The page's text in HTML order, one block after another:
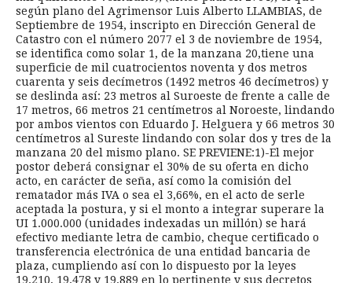
según plano del Agrimensor Luis Alberto LLAMBIAS, de
Septiembre de 1954, inscripto en Dirección General de
Catastro con el número 2077 el 3 de noviembre de 1954,
se identifica como solar 1, de la manzana 20,tiene una
superficie de mil cuatrocientos noventa y dos metros
cuarenta y seis decímetros (1492 metros 46 decímetros) y
se deslinda así: 23 metros al Suroeste de frente a calle de
17 metros, 66 metros 21 centímetros al Noroeste, lindando
por ambos vientos con Eduardo J. Helguera y 66 metros 30
centímetros al Sureste lindando con solar dos y tres de la
manzana 20 del mismo plano. SE PREVIENE:1)-El mejor
postor deberá consignar el 30% de su oferta en dicho
acto, en carácter de seña, así como la comisión del
rematador más IVA o sea el 3,66%, en el acto de serle
aceptada la postura, y si el monto a integrar superare la
UI 1.000.000 (unidades indexadas un millón) se hará
efectivo mediante letra de cambio, cheque certificado o
transferencia electrónica de una entidad bancaria de
plaza, cumpliendo así con lo dispuesto por la leyes
19.210, 19.478 y 19.889 en lo pertinente y sus decretos